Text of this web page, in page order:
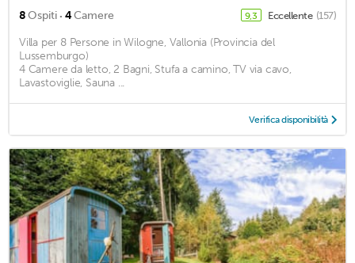
8Ospiti · 4Camere 9,3 Eccellente (157)
Villa per 8 Persone in Wilogne, Vallonia (Provincia del
Lussemburgo)
4 Camere da letto, 2 Bagni, Stufa a camino, TV via cavo,
Lavastoviglie, Sauna ...
Verifica disponibilità